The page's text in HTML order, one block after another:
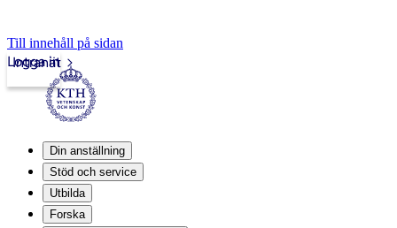
Till innehåll på sidan
Intranät
Logga in
Din anställning
Stöd och service
Utbilda
Forska